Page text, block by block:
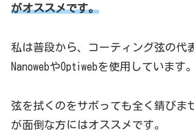
がオススメです。
私は普段から、コーティング弦の
NanowebやOptiwebを使用しています。
弦を拭くのをサボっても全く錆びま
が面倒な方にはオススメです。